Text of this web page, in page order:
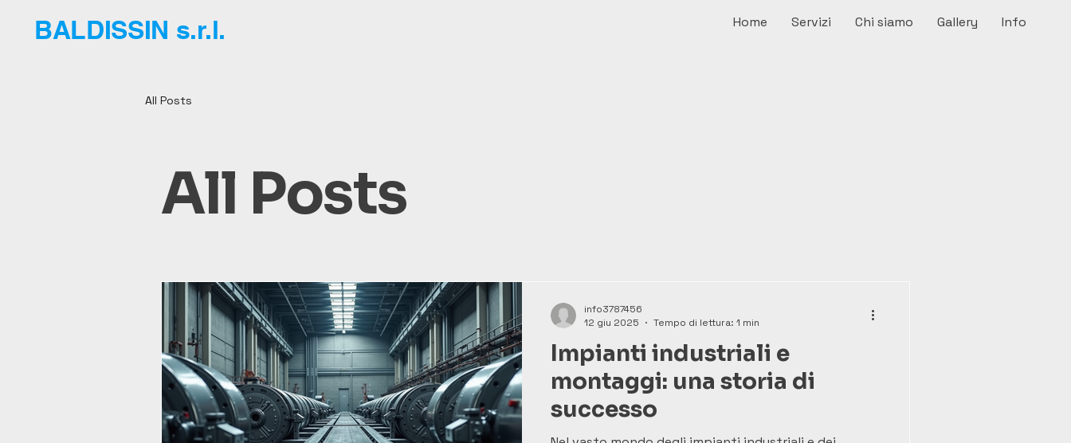
BALDISSIN s.r.l. Home Servizi Chi siamo Gallery Info
All Posts
All Posts
Impianti industriali e
montaggi: una storia di
successo
info3787456
12 giu 2025
Tempo di lettura: 1 min